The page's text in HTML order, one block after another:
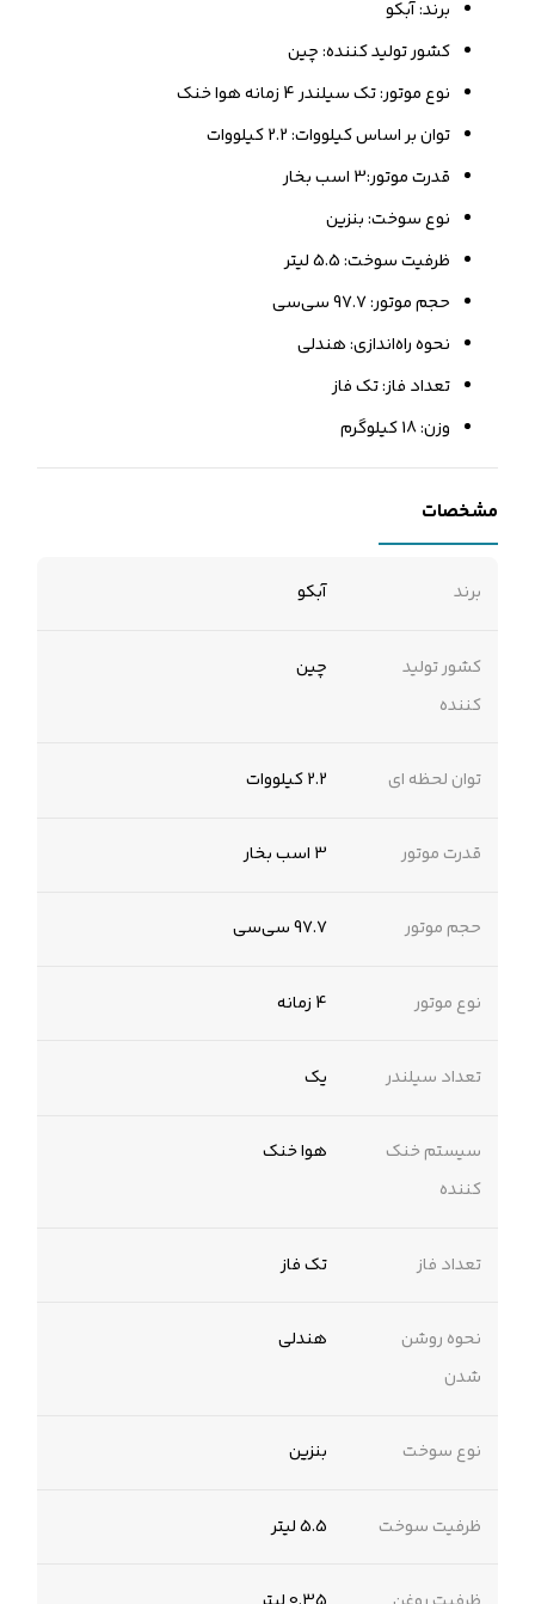
برند: آبکو
کشور تولید کننده: چین
نوع موتور: تک سیلندر 4 زمانه هوا خنک
توان بر اساس کیلووات: 2.2 کیلووات
قدرت موتور:3 اسب بخار
نوع سوخت: بنزین
ظرفیت سوخت: 5.5 لیتر
حجم موتور: 97.7 سی‌سی
نحوه راه‌اندازی: هندلی
تعداد فاز: تک فاز
وزن: 18 کیلوگرم
مشخصات
برند آبکو
کشور تولید
کننده
چین
توان لحظه ای 2.2 کیلووات
قدرت موتور 3 اسب بخار
حجم موتور 97.7 سی‌‌سی
نوع موتور 4 زمانه
تعداد سیلندر یک
سیستم خنک
کننده
هوا خنک
تعداد فاز تک فاز
نحوه روشن
شدن
هندلی
نوع سوخت بنزین
ظرفیت سوخت 5.5 لیتر